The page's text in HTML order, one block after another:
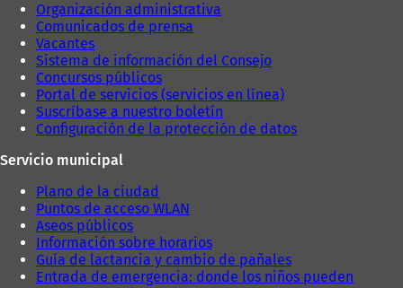
Organización administrativa
Comunicados de prensa
Vacantes
Sistema de información del Consejo
Concursos públicos
Portal de servicios (servicios en línea)
Suscríbase a nuestro boletín
Configuración de la protección de datos
Servicio municipal
Plano de la ciudad
Puntos de acceso WLAN
Aseos públicos
Información sobre horarios
Guía de lactancia y cambio de pañales
Entrada de emergencia: donde los niños pueden